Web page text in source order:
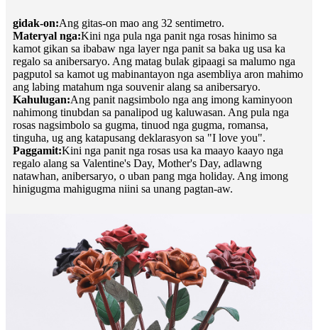
gidak-on:Ang gitas-on mao ang 32 sentimetro.
Materyal nga:Kini nga pula nga panit nga rosas hinimo sa
kamot gikan sa ibabaw nga layer nga panit sa baka ug usa ka
regalo sa anibersaryo. Ang matag bulak gipaagi sa malumo nga
pagputol sa kamot ug mabinantayon nga asembliya aron mahimo
ang labing matahum nga souvenir alang sa anibersaryo.
Kahulugan:Ang panit nagsimbolo nga ang imong kaminyoon
nahimong tinubdan sa panalipod ug kaluwasan. Ang pula nga
rosas nagsimbolo sa gugma, tinuod nga gugma, romansa,
tinguha, ug ang katapusang deklarasyon sa "I love you".
Paggamit:Kini nga panit nga rosas usa ka maayo kaayo nga
regalo alang sa Valentine's Day, Mother's Day, adlawng
natawhan, anibersaryo, o uban pang mga holiday. Ang imong
hinigugma mahigugma niini sa unang pagtan-aw.